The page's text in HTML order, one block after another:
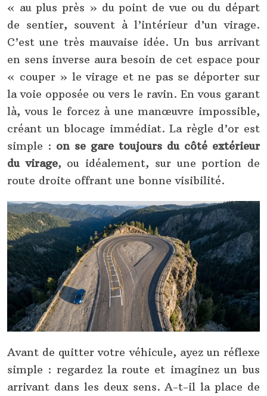
« au plus près » du point de vue ou du départ
de sentier, souvent à l’intérieur d’un virage.
C’est une très mauvaise idée. Un bus arrivant
en sens inverse aura besoin de cet espace pour
« couper » le virage et ne pas se déporter sur
la voie opposée ou vers le ravin. En vous garant
là, vous le forcez à une manœuvre impossible,
créant un blocage immédiat. La règle d’or est
simple : on se gare toujours du côté extérieur
du virage, ou idéalement, sur une portion de
route droite offrant une bonne visibilité.
Avant de quitter votre véhicule, ayez un réflexe
simple : regardez la route et imaginez un bus
arrivant dans les deux sens. A-t-il la place de